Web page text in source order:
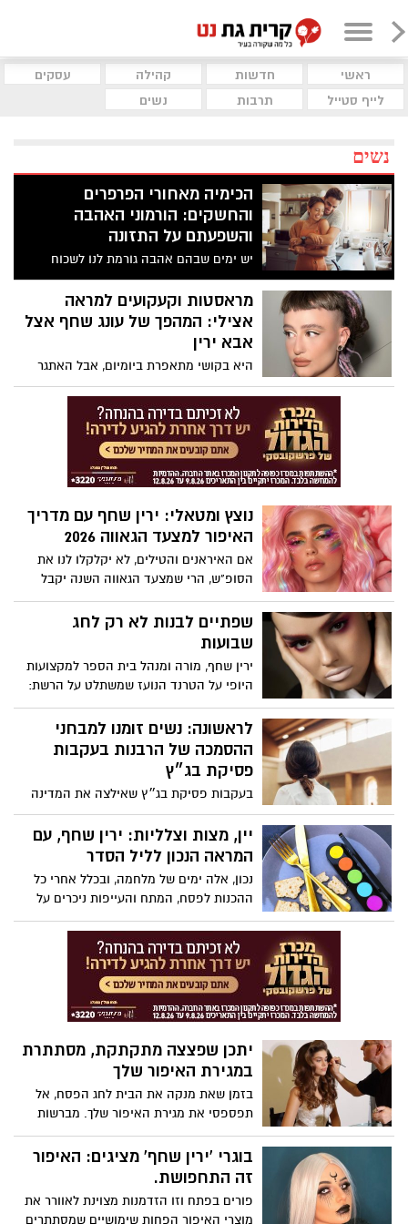
ראשי חדשות קהילה
עסקים
לייף סטייל
תרבות נשים
נשים
הכימיה מאחורי הפרפרים
והחשקים: הורמוני האהבה
והשפעתם על התזונה
יש ימים שבהם אהבה גורמת לנו לשכוח
לאכול. ויש ימים שבהם היא גורמת לנו לאכול
ללא הרף, בעיקר כשמשהו בקשר לא יציב. זה
לא "חולשת אופי", אלא ביולוגיה: אותה
מערכת שמפעילה אותנו סביב קשר, חיבה
והיקשרות, מפעילה אותנו גם סביב אוכל. רק
שהפעם, במקום לרדוף אחרי הודעה או
חיבוק, המוח רודף אחרי עוד ביס ומחפש דרך
מהירה להירגע.
מראסטות וקעקועים למראה
אצילי: המהפך של עונג שחף אצל
אבא ירין
היא בקושי מתאפרת ביומיום, אבל האתגר
הנועז שהציבה מעצבת התכשיטים לאביה,
המאפר הלאומי, הוליד מהפך היסטרי
ברשתות. הצצה מאחורי הקלעים.
נוצץ ומטאלי: ירין שחף עם מדריך
האיפור למצעד הגאווה 2026
אם האיראנים והטילים, לא יקלקלו לנו את
הסופ"ש, הרי שמצעד הגאווה השנה יקבל
חיזוק אופנתי בעזרת איפור מטאלי. ו...כדי
שהאיפור גם ישרוד את החום, הלחות
והריקודים, הקפידו על השלבים הבאים:
שפתיים לבנות לא רק לחג
שבועות
ירין שחף, מורה ומנהל בית הספר למקצועות
היופי על הטרנד הנועז שמשתלט על הרשת:
למה כולן מחפשות עכשיו ליפסטיק לבן, ואיך
את יכולה לאמץ אותו בלי להיראות חיוורת?
לראשונה: נשים זומנו למבחני
ההסמכה של הרבנות בעקבות
פסיקת בג״ץ
בעקבות פסיקת בג״ץ שאילצה את המדינה
לאפשר זאת, החלו להישלח לראשונה הזמנות
רשמיות לנשים המבקשות לגשת למבחני
ההסמכה של הרבנות הראשית. הנשים שזומנו
שהיה עד כה פתוח בעיקר לאברכים ותלמידי
ישיבות. (כך פורסם בעיתון "ישראל היום").
יין, מצות וצלליות: ירין שחף, עם
המראה הנכון לליל הסדר
נכון, אלה ימים של מלחמה, ובכלל אחרי כל
ההכנות לפסח, המתח והעייפות ניכרים על
הפנים. אבל, עם קצת צבעים אביביים רכים
(ורוד, אפרסק, שמפניה) שפתיים מודגשות,
בגימור סאטן, -תוכלי להביא איתך לשולחן
זוהר חגיגי
יתכן שפצצה מתקתקת, מסתתרת
במגירת האיפור שלך
בזמן שאת מנקה את הבית לחג הפסח, אל
תפספסי את מגירת האיפור שלך. מברשות
איפור לא נקיות הופכות למסוכנות לשימוש
ואף עלולות להוביל לגירויי עור ודלקות עיניים.
מה עושים? חופפים ולא מחפפים. ירין שחף,
ההסברים:
בוגרי 'ירין שחף' מציגים: האיפור
זה התחפושת.
פורים בפתח וזו הזדמנות מצוינת לאוורר את
מוצרי האיפור הפחות שימושיים שמסתתרים